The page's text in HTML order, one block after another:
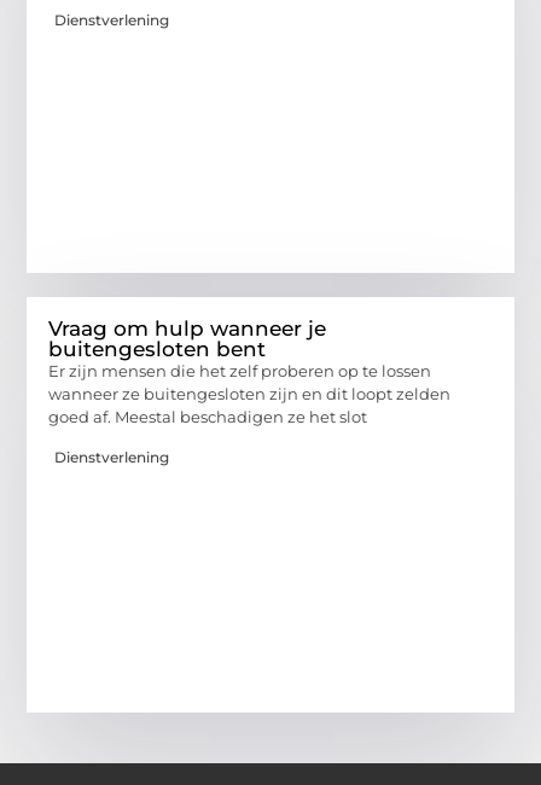
Dienstverlening
Vraag om hulp wanneer je
buitengesloten bent
Er zijn mensen die het zelf proberen op te lossen
wanneer ze buitengesloten zijn en dit loopt zelden
goed af. Meestal beschadigen ze het slot
Dienstverlening